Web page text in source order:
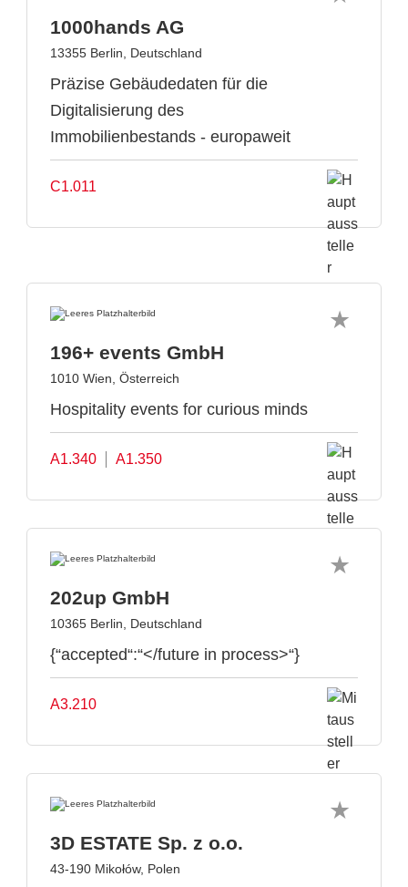
1000hands AG
13355 Berlin, Deutschland
Präzise Gebäudedaten für die
Digitalisierung des
Immobilienbestands - europaweit
C1.011
196+ events GmbH
1010 Wien, Österreich
Hospitality events for curious minds
A1.340 A1.350
202up GmbH
10365 Berlin, Deutschland
{“accepted“:“</future in process>“}
A3.210
3D ESTATE Sp. z o.o.
43-190 Mikołów, Polen